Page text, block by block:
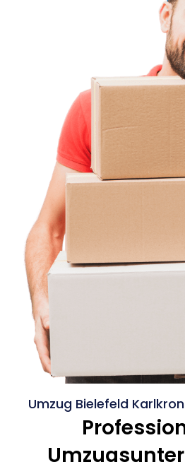
Umzug Bielefeld